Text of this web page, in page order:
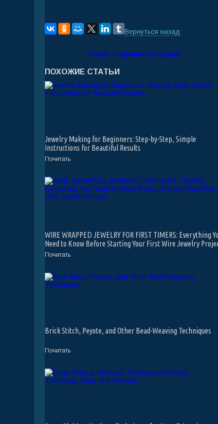
Вернуться назад
Связь с администрацией
ПОХОЖИЕ СТАТЬИ
Jewelry Making for Beginners: Step-by-Step, Simple
Instructions for Beautiful Results
Почитать
WIRE WRAPPED JEWELRY FOR FIRST TIMERS: Everything
Need to Know Before Starting Your First Wire Jewelry
Почитать
Brick Stitch, Peyote, and Other Bead-Weaving Techniques
Почитать